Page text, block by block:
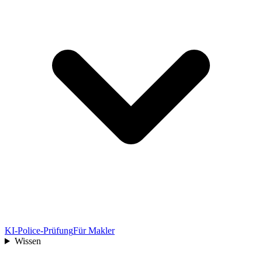
KI-Police-PrüfungFür Makler
Wissen